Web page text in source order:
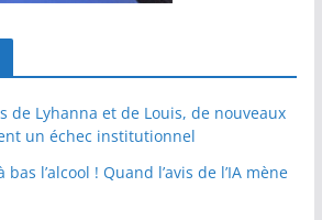
de Lyhanna et de Louis, de nouveaux
un échec institutionnel
l’alcool ! Quand l’avis de l’IA mène